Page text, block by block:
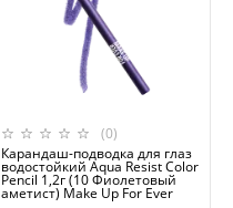
(0)
Карандаш-подводка для глаз
водостойкий Aqua Resist Color
Pencil 1,2г (10 Фиолетовый
аметист) Make Up For Ever